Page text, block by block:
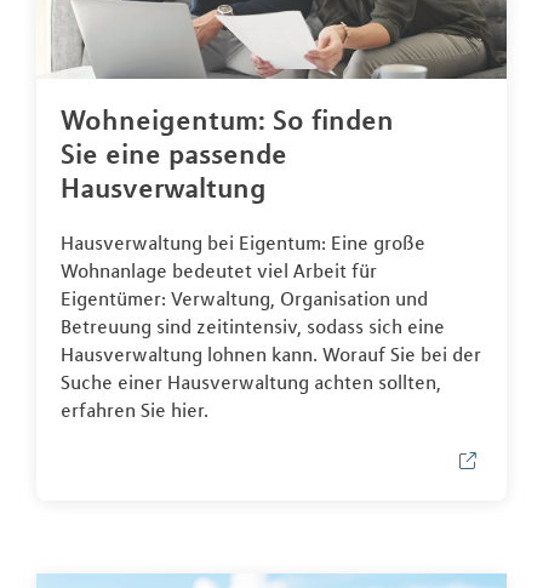
Wohneigentum: So finden
Sie eine passende
Hausverwaltung
Hausverwaltung bei Eigentum: Eine große
Wohnanlage bedeutet viel Arbeit für
Eigentümer: Verwaltung, Organisation und
Betreuung sind zeitintensiv, sodass sich eine
Hausverwaltung lohnen kann. Worauf Sie bei der
Suche einer Hausverwaltung achten sollten,
erfahren Sie hier.